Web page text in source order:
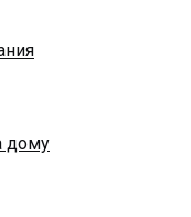
дому